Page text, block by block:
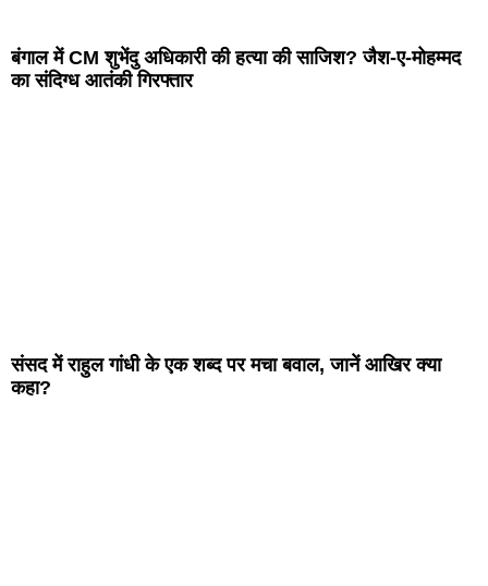
बंगाल में CM शुभेंदु अधिकारी की हत्या की साजिश? जैश-ए-मोहम्मद
का संदिग्ध आतंकी गिरफ्तार
संसद में राहुल गांधी के एक शब्द पर मचा बवाल, जानें आखिर क्या
कहा?